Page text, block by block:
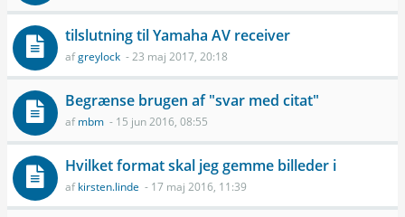
tilslutning til Yamaha AV receiver
afgreylock - 23 maj 2017, 20:18
Begrænse brugen af "svar med citat"
afmbm - 15 jun 2016, 08:55
Hvilket format skal jeg gemme billeder i
afkirsten.linde - 17 maj 2016, 11:39